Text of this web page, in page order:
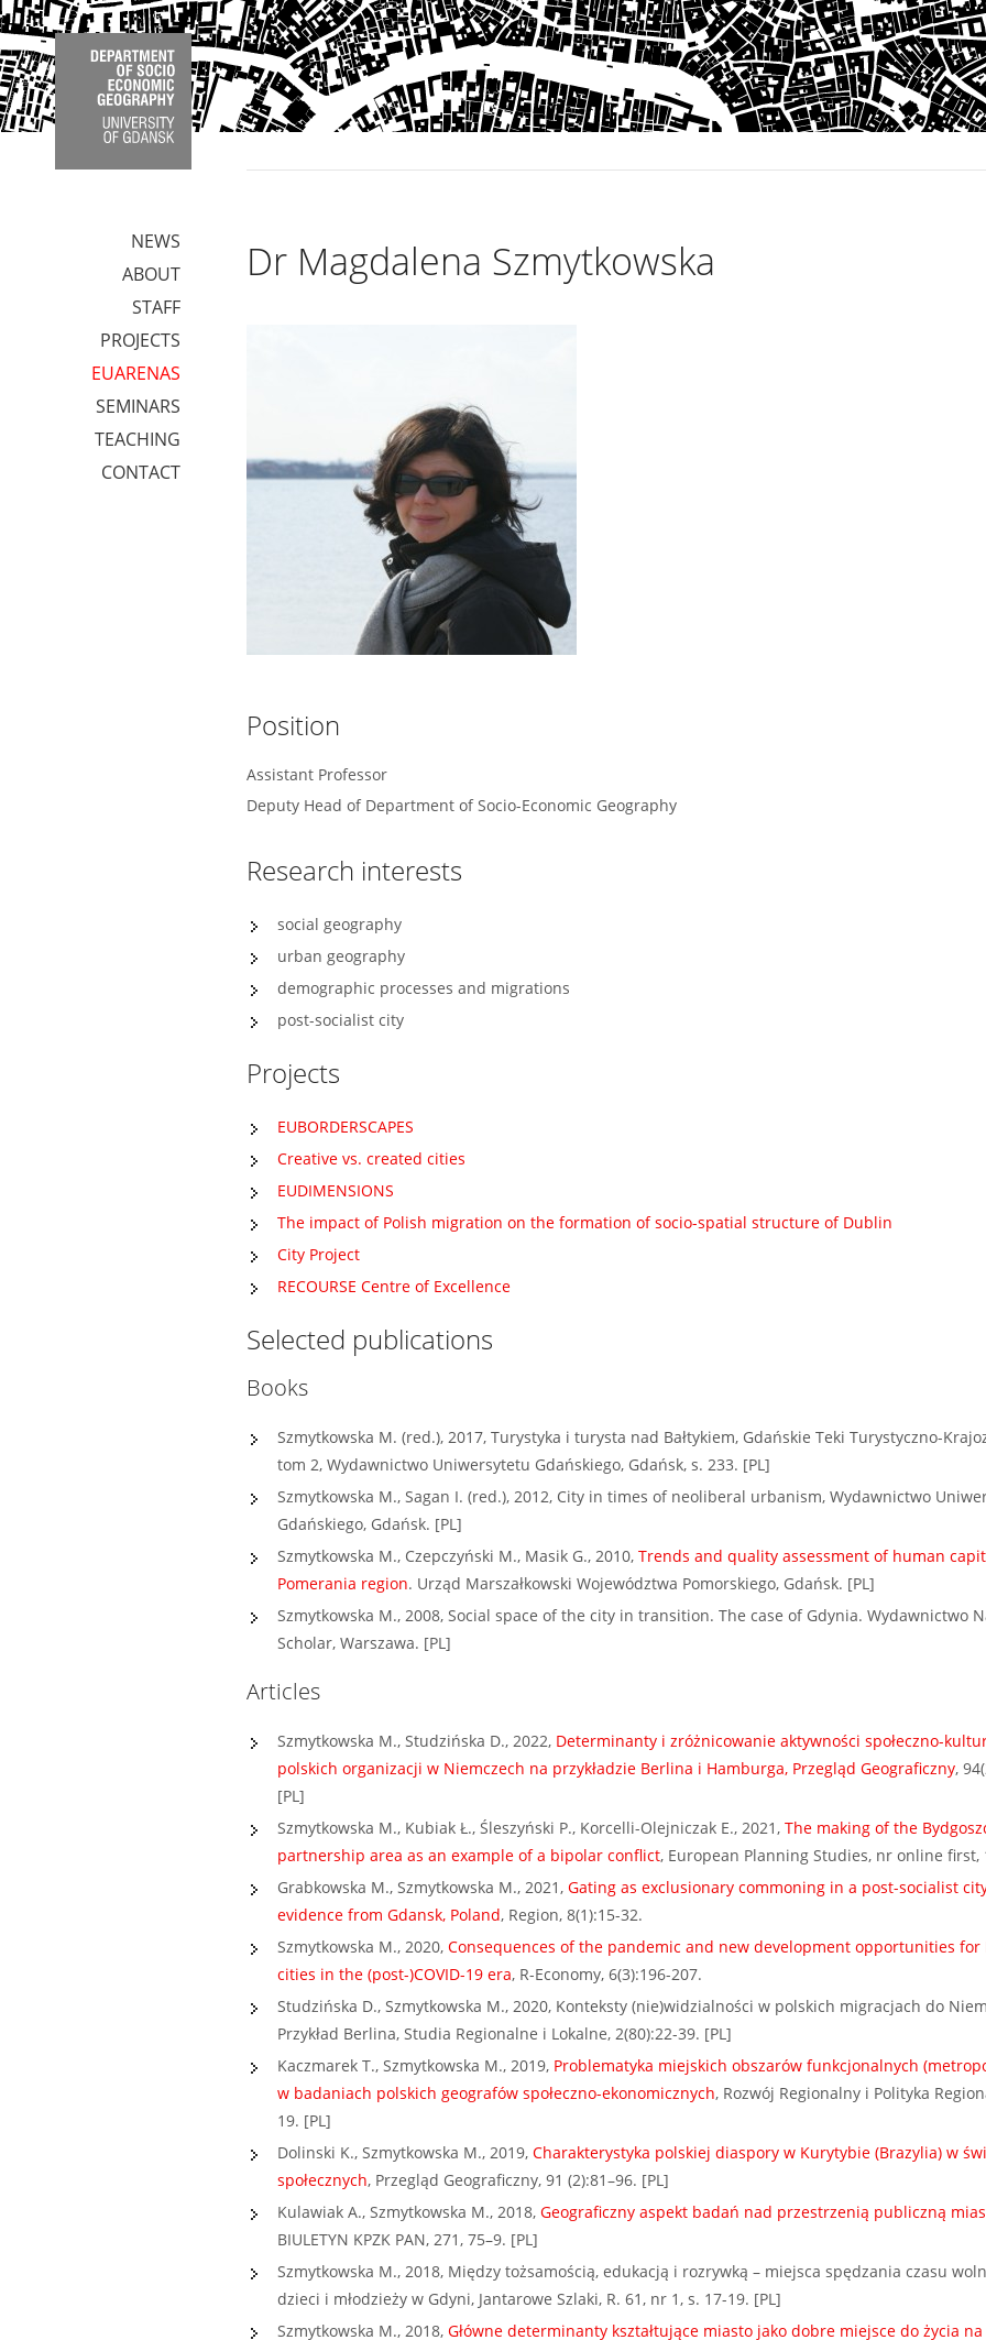
Dr Magdalena Szmytkowska
Position
Assistant Professor
Deputy Head of Department of Socio-Economic Geography
Research interests
social geography
urban geography
demographic processes and migrations
post-socialist city
Projects
EUBORDERSCAPES
Creative vs. created cities
EUDIMENSIONS
The impact of Polish migration on the formation of socio-spatial structure of Dublin
City Project
RECOURSE Centre of Excellence
Selected publications
Books
Szmytkowska M. (red.), 2017, Turystyka i turysta nad Bałtykiem, Gdańskie Teki Turystyczno-
tom 2, Wydawnictwo Uniwersytetu Gdańskiego, Gdańsk, s. 233. [PL]
Szmytkowska M., Sagan I. (red.), 2012, City in times of neoliberal urbanism, Wydawnictwo
Gdańskiego, Gdańsk. [PL]
Szmytkowska M., Czepczyński M., Masik G., 2010, Trends and quality assessment of human
Pomerania region. Urząd Marszałkowski Województwa Pomorskiego, Gdańsk. [PL]
Szmytkowska M., 2008, Social space of the city in transition. The case of Gdynia. Wydawnictwo
Scholar, Warszawa. [PL]
Articles
Szmytkowska M., Studzińska D., 2022, Determinanty i zróżnicowanie aktywności społeczno-
polskich organizacji w Niemczech na przykładzie Berlina i Hamburga, Przegląd Geograficzny,
[PL]
Szmytkowska M., Kubiak Ł., Śleszyński P., Korcelli-Olejniczak E., 2021, The making of the
partnership area as an example of a bipolar conflict, European Planning Studies, nr online first,
Grabkowska M., Szmytkowska M., 2021, Gating as exclusionary commoning in a post-socialist
evidence from Gdansk, Poland, Region, 8(1):15-32.
Szmytkowska M., 2020, Consequences of the pandemic and new development opportunities for
cities in the (post-)COVID-19 era, R-Economy, 6(3):196-207.
Studzińska D., Szmytkowska M., 2020, Konteksty (nie)widzialności w polskich migracjach do
Przykład Berlina, Studia Regionalne i Lokalne, 2(80):22-39. [PL]
Kaczmarek T., Szmytkowska M., 2019, Problematyka miejskich obszarów funkcjonalnych
w badaniach polskich geografów społeczno-ekonomicznych, Rozwój Regionalny i Polityka
19. [PL]
Dolinski K., Szmytkowska M., 2019, Charakterystyka polskiej diaspory w Kurytybie (Brazylia) w
społecznych, Przegląd Geograficzny, 91 (2):81–96. [PL]
Kulawiak A., Szmytkowska M., 2018, Geograficzny aspekt badań nad przestrzenią publiczną
BIULETYN KPZK PAN, 271, 75–9. [PL]
Szmytkowska M., 2018, Między tożsamością, edukacją i rozrywką – miejsca spędzania czasu
dzieci i młodzieży w Gdyni, Jantarowe Szlaki, R. 61, nr 1, s. 17-19. [PL]
Szmytkowska M., 2018, Główne determinanty kształtujące miasto jako dobre miejsce do życia na
NEWS
ABOUT
STAFF
PROJECTS
EUARENAS
SEMINARS
TEACHING
CONTACT